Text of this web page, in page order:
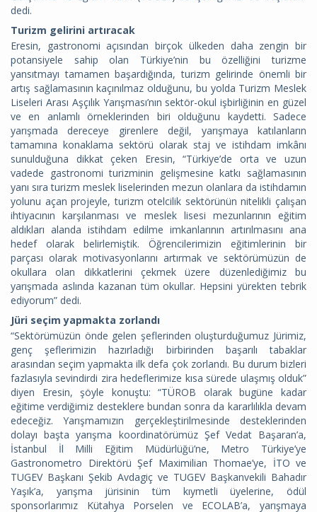
dedi.
Turizm gelirini artıracak
Eresin, gastronomi açısından birçok ülkeden daha zengin bir
potansiyele sahip olan Türkiye’nin bu özelliğini turizme
yansıtmayı tamamen başardığında, turizm gelirinde önemli bir
artış sağlamasının kaçınılmaz olduğunu, bu yolda Turizm Meslek
Liseleri Arası Aşçılık Yarışması’nın sektör-okul işbirliğinin en güzel
ve en anlamlı örneklerinden biri olduğunu kaydetti. Sadece
yarışmada dereceye girenlere değil, yarışmaya katılanların
tamamına konaklama sektörü olarak staj ve istihdam imkânı
sunulduğuna dikkat çeken Eresin, “Türkiye’de orta ve uzun
vadede gastronomi turizminin gelişmesine katkı sağlamasının
yanı sıra turizm meslek liselerinden mezun olanlara da istihdamın
yolunu açan projeyle, turizm otelcilik sektörünün nitelikli çalışan
ihtiyacının karşılanması ve meslek lisesi mezunlarının eğitim
aldıkları alanda istihdam edilme imkanlarının artırılmasını ana
hedef olarak belirlemiştik. Öğrencilerimizin eğitimlerinin bir
parçası olarak motivasyonlarını artırmak ve sektörümüzün de
okullara olan dikkatlerini çekmek üzere düzenlediğimiz bu
yarışmada aslında kazanan tüm okullar. Hepsini yürekten tebrik
ediyorum” dedi.
Jüri seçim yapmakta zorlandı
“Sektörümüzün önde gelen şeflerinden oluşturduğumuz Jürimiz,
genç şeflerimizin hazırladığı birbirinden başarılı tabaklar
arasından seçim yapmakta ilk defa çok zorlandı. Bu durum bizleri
fazlasıyla sevindirdi zira hedeflerimize kısa sürede ulaşmış olduk”
diyen Eresin, şöyle konuştu: “TÜROB olarak bugüne kadar
eğitime verdiğimiz desteklere bundan sonra da kararlılıkla devam
edeceğiz. Yarışmamızın gerçekleştirilmesinde desteklerinden
dolayı başta yarışma koordinatörümüz Şef Vedat Başaran’a,
İstanbul İl Milli Eğitim Müdürlüğü’ne, Metro Türkiye’ye
Gastronometro Direktörü Şef Maximilian Thomae’ye, İTO ve
TUGEV Başkanı Şekib Avdagiç ve TUGEV Başkanvekili Bahadır
Yaşık’a, yarışma jürisinin tüm kıymetli üyelerine, ödül
sponsorlarımız Kütahya Porselen ve ECOLAB’a, yarışmaya